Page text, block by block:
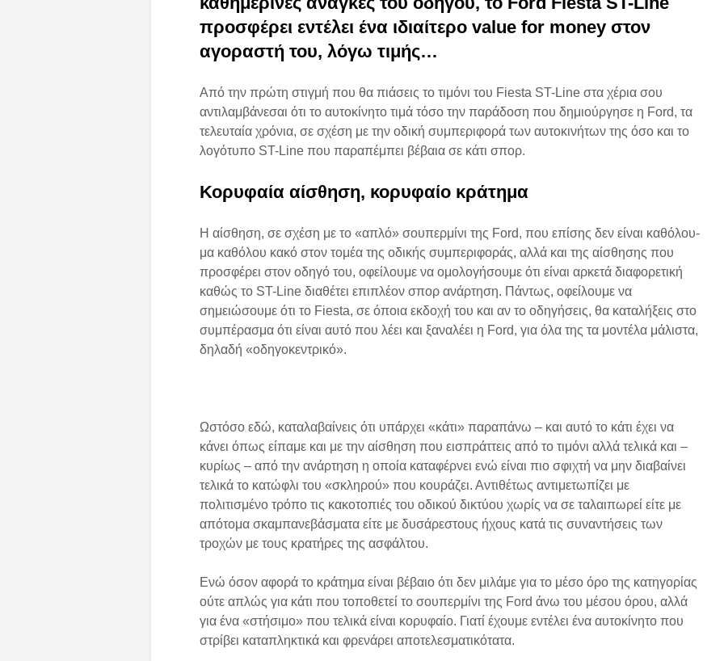
προσφέρει εντέλει ένα ιδιαίτερο value for money στον
αγοραστή του, λόγω τιμής…
Από την πρώτη στιγμή που θα πιάσεις το τιμόνι του Fiesta ST-Line στα χέρια σου
αντιλαμβάνεσαι ότι το αυτοκίνητο τιμά τόσο την παράδοση που δημιούργησε η Ford, τα
τελευταία χρόνια, σε σχέση με την οδική συμπεριφορά των αυτοκινήτων της όσο και το
λογότυπο ST-Line που παραπέμπει βέβαια σε κάτι σπορ.
Κορυφαία αίσθηση, κορυφαίο κράτημα
Η αίσθηση, σε σχέση με το «απλό» σουπερμίνι της Ford, που επίσης δεν είναι καθόλου-
μα καθόλου κακό στον τομέα της οδικής συμπεριφοράς, αλλά και της αίσθησης που
προσφέρει στον οδηγό του, οφείλουμε να ομολογήσουμε ότι είναι αρκετά διαφορετική
καθώς το ST-Line διαθέτει επιπλέον σπορ ανάρτηση. Πάντως, οφείλουμε να
σημειώσουμε ότι το Fiesta, σε όποια εκδοχή του και αν το οδηγήσεις, θα καταλήξεις στο
συμπέρασμα ότι είναι αυτό που λέει και ξαναλέει η Ford, για όλα της τα μοντέλα μάλιστα,
δηλαδή «οδηγοκεντρικό».
Ωστόσο εδώ, καταλαβαίνεις ότι υπάρχει «κάτι» παραπάνω – και αυτό το κάτι έχει να
κάνει όπως είπαμε και με την αίσθηση που εισπράττεις από το τιμόνι αλλά τελικά και –
κυρίως – από την ανάρτηση η οποία καταφέρνει ενώ είναι πιο σφιχτή να μην διαβαίνει
τελικά το κατώφλι του «σκληρού» που κουράζει. Αντιθέτως αντιμετωπίζει με
πολιτισμένο τρόπο τις κακοτοπιές του οδικού δικτύου χωρίς να σε ταλαιπωρεί είτε με
απότομα σκαμπανεβάσματα είτε με δυσάρεστους ήχους κατά τις συναντήσεις των
τροχών με τους κρατήρες της ασφάλτου.
Ενώ όσον αφορά το κράτημα είναι βέβαιο ότι δεν μιλάμε για το μέσο όρο της κατηγορίας
ούτε απλώς για κάτι που τοποθετεί το σουπερμίνι της Ford άνω του μέσου όρου, αλλά
για ένα «στήσιμο» που τελικά είναι κορυφαίο. Γιατί έχουμε εντέλει ένα αυτοκίνητο που
στρίβει καταπληκτικά και φρενάρει αποτελεσματικότατα.
18/09/2023
(δοκιμή)
20/11/2023